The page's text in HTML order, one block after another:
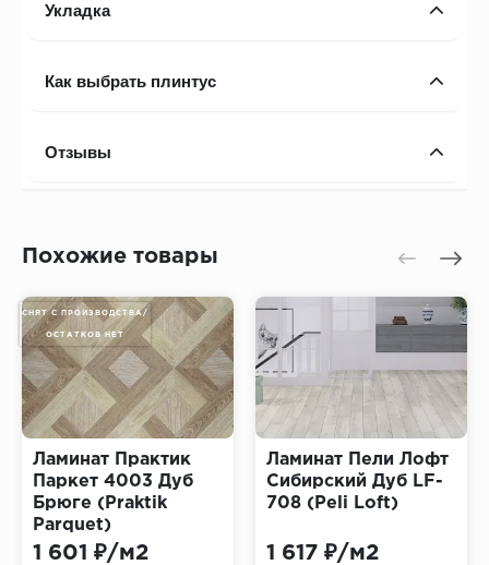
Укладка
Как выбрать плинтус
Отзывы
Похожие товары
СНЯТ С ПРОИЗВОДСТВА/
ОСТАТКОВ НЕТ
Ламинат Практик
Паркет 4003 Дуб
Брюге (Praktik
Parquet)
1 601 ₽/м2
Ламинат Пели Лофт
Сибирский Дуб LF-
708 (Peli Loft)
1 617 ₽/м2